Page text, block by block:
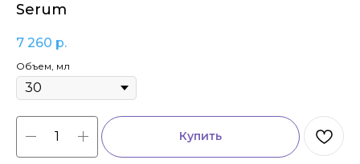
Serum
7 260 р.
Объем, мл
Купить